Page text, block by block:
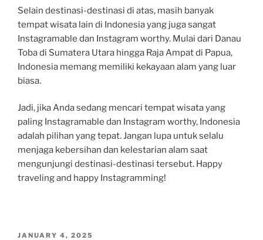
Selain destinasi-destinasi di atas, masih banyak
tempat wisata lain di Indonesia yang juga sangat
Instagramable dan Instagram worthy. Mulai dari Danau
Toba di Sumatera Utara hingga Raja Ampat di Papua,
Indonesia memang memiliki kekayaan alam yang luar
biasa.
Jadi, jika Anda sedang mencari tempat wisata yang
paling Instagramable dan Instagram worthy, Indonesia
adalah pilihan yang tepat. Jangan lupa untuk selalu
menjaga kebersihan dan kelestarian alam saat
mengunjungi destinasi-destinasi tersebut. Happy
traveling and happy Instagramming!
POSTED
JANUARY 4, 2025